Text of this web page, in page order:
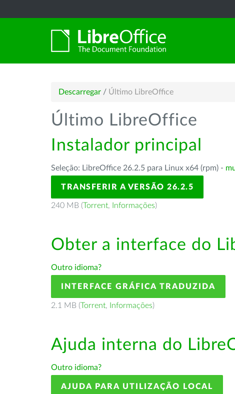
Descarregar / Último LibreOffice
Último LibreOffice
Instalador principal
Seleção: LibreOffice 26.2.5 para Linux x64 (rpm) -
TRANSFERIR A VERSÃO 26.2.5
240 MB (Torrent, Informações)
Obter a interface do
Outro idioma?
INTERFACE GRÁFICA TRADUZIDA
2.1 MB (Torrent, Informações)
Ajuda interna do
Outro idioma?
AJUDA PARA UTILIZAÇÃO LOCAL